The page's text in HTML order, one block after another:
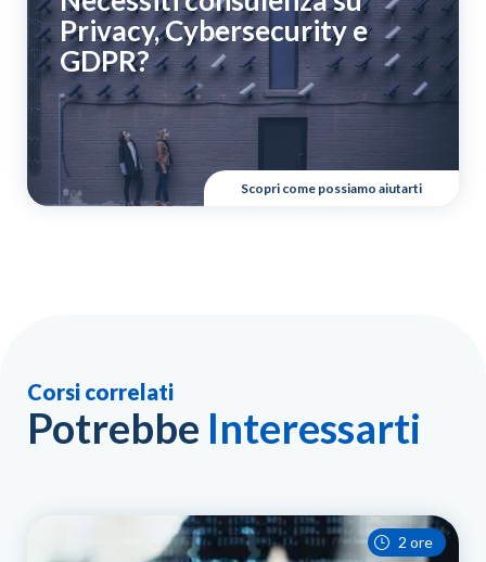
Privacy, Cybersecurity e
GDPR?
Scopri come possiamo aiutarti
Corsi correlati
Potrebbe Interessarti
2 ore